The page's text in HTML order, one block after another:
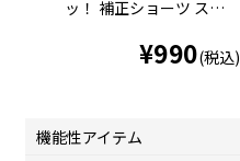
ッ！ 補正ショーツ スタ
ース (60-0010)
¥990(税込)
機能性アイテム